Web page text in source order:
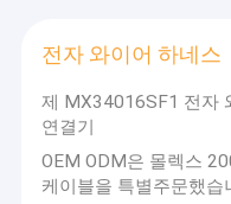
전자 와이어 하네스
제 MX34016SF1 전자
연결기
OEM ODM은 몰렉스
케이블을 특별주문했습